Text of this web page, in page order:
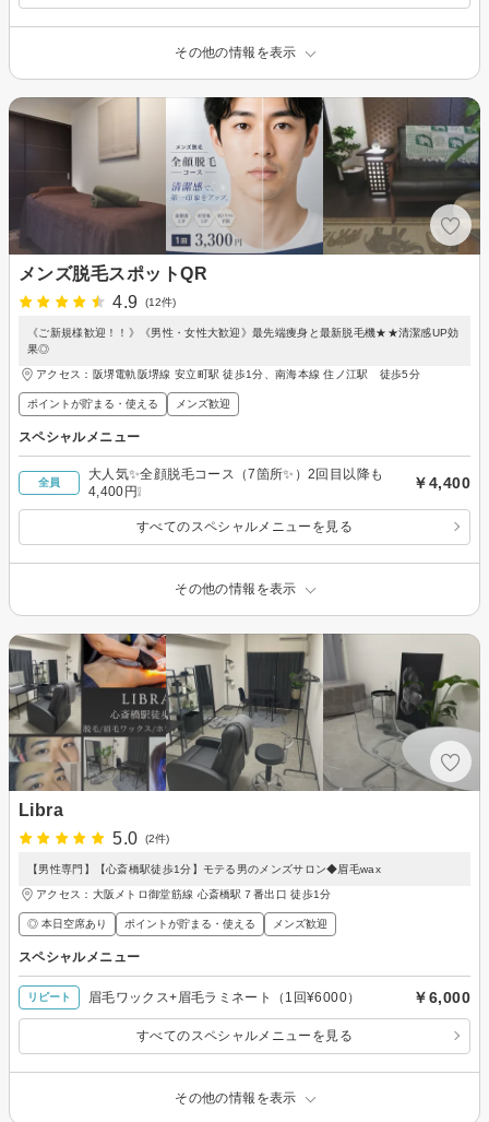
その他の情報を表示
メンズ脱毛スポットQR
4.9
(12件)
《ご新規様歓迎！！》《男性・女性大歓迎》最先端痩身と最新脱毛機★★清潔感UP効
果◎
アクセス：阪堺電軌阪堺線 安立町駅 徒歩1分、南海本線 住ノ江駅 徒歩5分
ポイントが貯まる・使える メンズ歓迎
スペシャルメニュー
全員
大人気✨全顔脱毛コース（7箇所✨）2回目以降も
4,400円❕
￥4,400
すべてのスペシャルメニューを見る
その他の情報を表示
Libra
5.0
(2件)
【男性専門】【心斎橋駅徒歩1分】モテる男のメンズサロン◆眉毛wax
アクセス：大阪メトロ御堂筋線 心斎橋駅７番出口 徒歩1分
◎ 本日空席あり ポイントが貯まる・使える メンズ歓迎
スペシャルメニュー
リピート 眉毛ワックス+眉毛ラミネート（1回¥6000） ￥6,000
すべてのスペシャルメニューを見る
その他の情報を表示